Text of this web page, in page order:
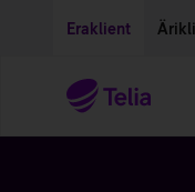
Eraklient